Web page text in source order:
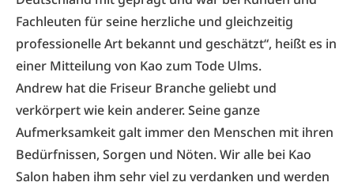
Fachleuten für seine herzliche und gleichzeitig
professionelle Art bekannt und geschätzt“, heißt es in
einer Mitteilung von Kao zum Tode Ulms.
Andrew hat die Friseur Branche geliebt und
verkörpert wie kein anderer. Seine ganze
Aufmerksamkeit galt immer den Menschen mit ihren
Bedürfnissen, Sorgen und Nöten. Wir alle bei Kao
Salon haben ihm sehr viel zu verdanken und werden